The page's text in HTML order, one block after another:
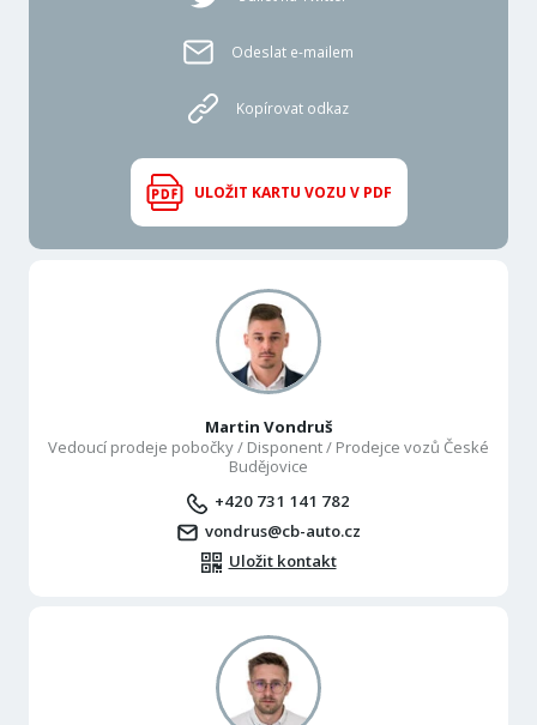
Odeslat e-mailem
Kopírovat odkaz
ULOŽIT KARTU VOZU V PDF
Martin Vondruš
Vedoucí prodeje pobočky / Disponent / Prodejce vozů České
Budějovice
+420 731 141 782
vondrus@cb-auto.cz
Uložit kontakt